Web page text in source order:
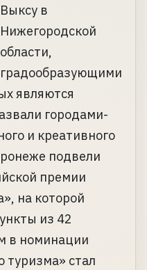
Выксу в
Нижегородской
области,
градообразующими
являются
городами-
и креативного
подвели
премии
на которой
из 42
в номинации
туризма» стал